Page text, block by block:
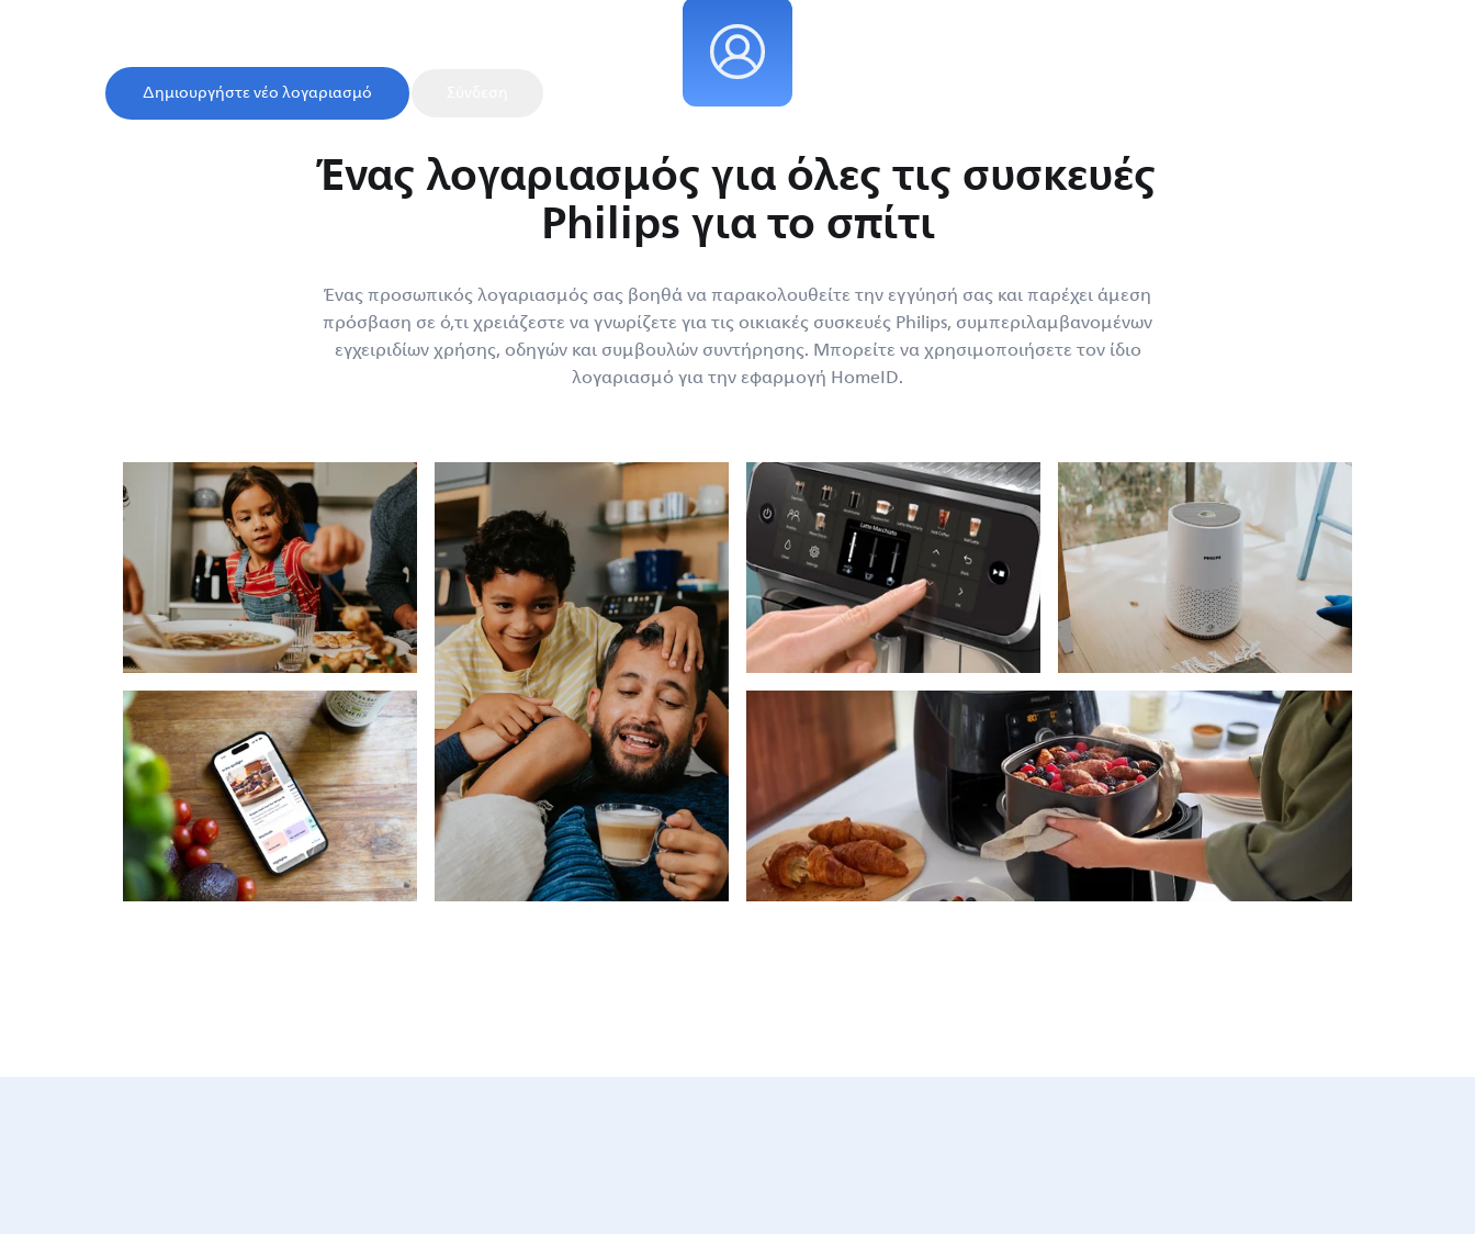
Δημιουργήστε νέο λογαριασμό
Ένας λογαριασμός για όλες τις συσκευές
Philips για το σπίτι
Ένας προσωπικός λογαριασμός σας βοηθά να παρακολουθείτε την εγγύησή σας και παρέχει άμεση
πρόσβαση σε ό,τι χρειάζεστε να γνωρίζετε για τις οικιακές συσκευές Philips, συμπεριλαμβανομένων
εγχειριδίων χρήσης, οδηγών και συμβουλών συντήρησης. Μπορείτε να χρησιμοποιήσετε τον ίδιο
λογαριασμό για την εφαρμογή HomeID.